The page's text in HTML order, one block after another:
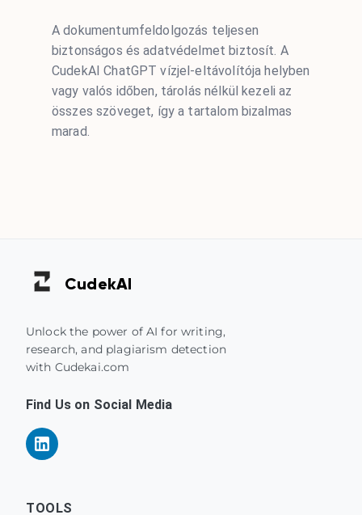
A dokumentumfeldolgozás teljesen
biztonságos és adatvédelmet biztosít. A
CudekAI ChatGPT vízjel-eltávolítója helyben
vagy valós időben, tárolás nélkül kezeli az
összes szöveget, így a tartalom bizalmas
marad.
CudekAI
Unlock the power of AI for writing,
research, and plagiarism detection
with Cudekai.com
Find Us on Social Media
TOOLS